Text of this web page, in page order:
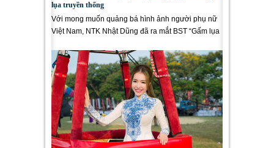
lụa truyền thống
Với mong muốn quảng bá hình ảnh người phụ nữ
Việt Nam, NTK Nhật Dũng đã ra mắt BST “Gấm lụa